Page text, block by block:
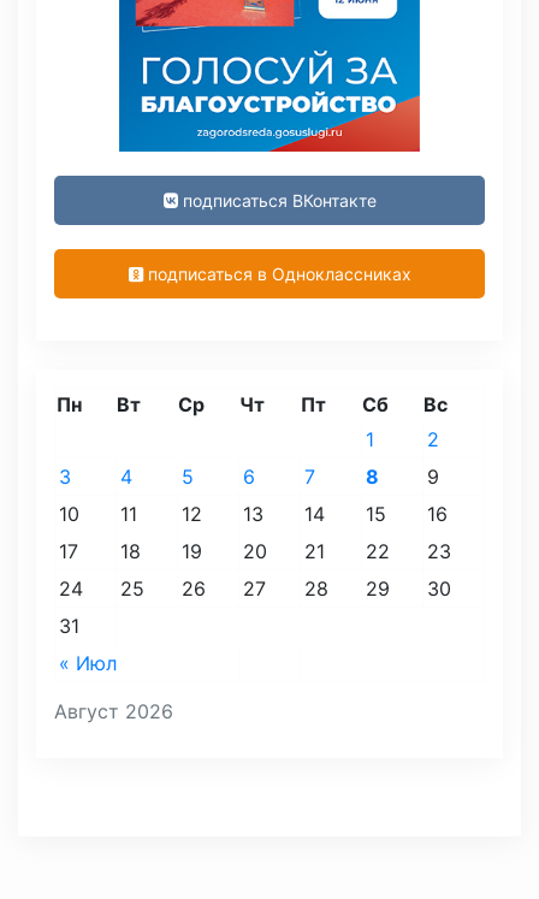
подписаться ВКонтакте
подписаться в Одноклассниках
Август 2026
Пн Вт Ср Чт Пт Сб Вс
« Июл
1
2
3
4 5 6 7 8
9
10
11 12 13 14 15
16
17
18 19 20 21 22
23
24
25 26 27 28 29
30
31